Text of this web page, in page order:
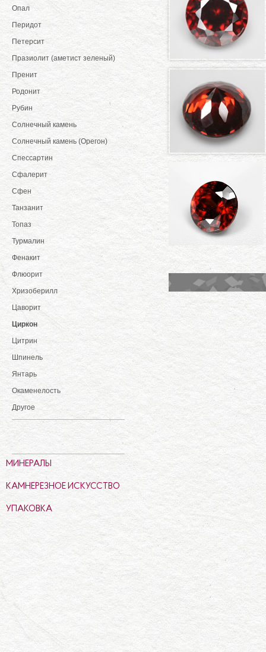
Опал
Перидот
Петерсит
Празиолит (аметист зеленый)
Пренит
Родонит
Рубин
Солнечный камень
Солнечный камень (Орегон)
Спессартин
Сфалерит
Сфен
Танзанит
Топаз
Турмалин
Фенакит
Флюорит
Хризоберилл
Цаворит
Циркон
Цитрин
Шпинель
Янтарь
Окаменелость
Другое
МИНЕРАЛЫ
КАМНЕРЕЗНОЕ ИСКУССТВО
УПАКОВКА